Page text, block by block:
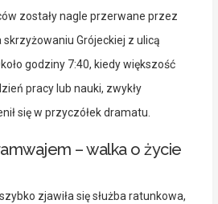
zostały nagle przerwane przez
skrzyżowaniu Grójeckiej z ulicą
godziny 7:40, kiedy większość
pracy lub nauki, zwykły
się w przyczółek dramatu.
– walka o życie
zjawiła się służba ratunkowa,